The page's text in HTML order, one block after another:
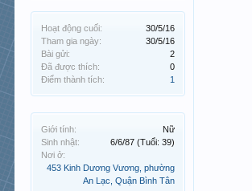
Hoạt động cuối:
30/5/16
Tham gia ngày:
30/5/16
Bài gửi:
2
Đã được thích:
0
Điểm thành tích:
1
Giới tính:
Nữ
Sinh nhật:
6/6/87 (Tuổi: 39)
Nơi ở:
453 Kinh Dương Vương, phường
An Lạc, Quận Bình Tân